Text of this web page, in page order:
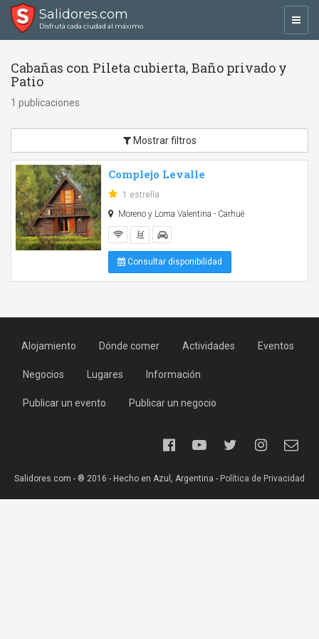
Salidores.com
Disfrutá cada ciudad al máximo
Cabañas con Pileta cubierta, Baño privado y
Patio
1 publicaciones
Mostrar filtros
Complejo Levalle
1 estrella
Moreno y Loma Valentina - Carhué
Consultar disponibilidad
Alojamiento Dónde comer Actividades Eventos
Negocios Lugares Información
Publicar un evento Publicar un negocio
Salidores.com - ® 2016 - Hecho en Azul, Argentina - Política de Privacidad